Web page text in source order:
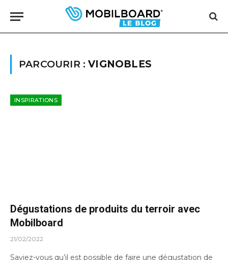
PARCOURIR :VIGNOBLES
INSPIRATIONS
Dégustations de produits du terroir avec
Mobilboard
21/02/2022
Saviez-vous qu’il est possible de faire une dégustation de